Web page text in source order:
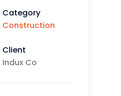
Category
Construction
Client
Indux Co